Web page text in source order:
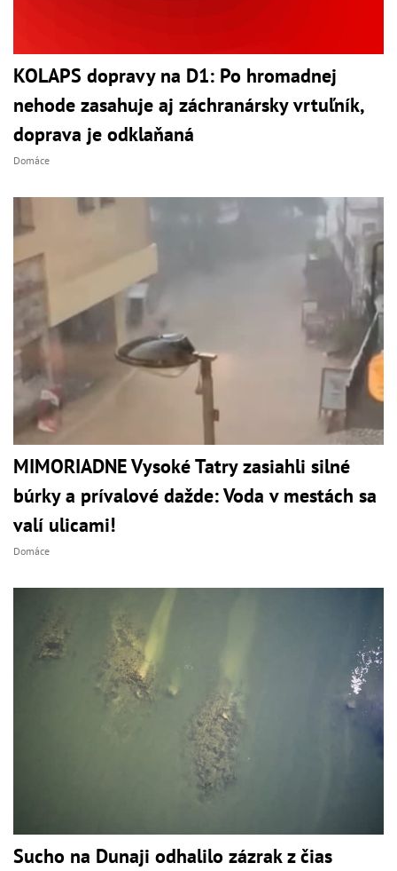
KOLAPS dopravy na D1: Po hromadnej
nehode zasahuje aj záchranársky vrtuľník,
doprava je odklaňaná
Domáce
MIMORIADNE Vysoké Tatry zasiahli silné
búrky a prívalové dažde: Voda v mestách sa
valí ulicami!
Domáce
Sucho na Dunaji odhalilo zázrak z čias